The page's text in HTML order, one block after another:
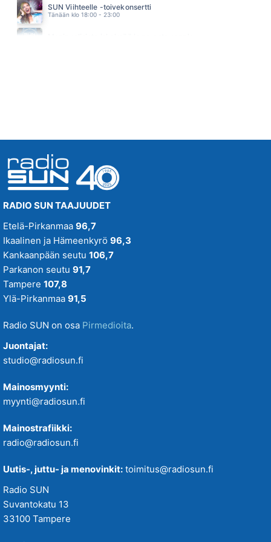
J KARJALAINEN
20.00
SUN Viihteelle -toivekonsertti
Tänään klo 18:00 - 23:00
RADIO SUN TAAJUUDET
Etelä-Pirkanmaa 96,7
Ikaalinen ja Hämeenkyrö 96,3
Kankaanpään seutu 106,7
Parkanon seutu 91,7
Tampere 107,8
Ylä-Pirkanmaa 91,5
Radio SUN on osa Pirmedioita.
Juontajat:
studio@radiosun.fi
Mainosmyynti:
myynti@radiosun.fi
Mainostrafiikki:
radio@radiosun.fi
Uutis-, juttu- ja menovinkit: toimitus@radiosun.fi
Radio SUN
Suvantokatu 13
33100 Tampere